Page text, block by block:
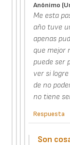
Anónimo
Me esta
año tuve
apenas
que mejor
puede ser
ver si
de no
no tiene
Respuesta
Son